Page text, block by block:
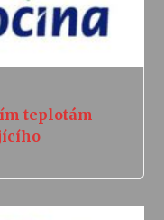
teplotám